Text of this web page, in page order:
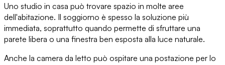
Uno studio in casa può trovare spazio in molte aree
dell'abitazione. Il soggiorno è spesso la soluzione più
immediata, soprattutto quando permette di sfruttare una
parete libera o una finestra ben esposta alla luce naturale.
Anche la camera da letto può ospitare una postazione per lo